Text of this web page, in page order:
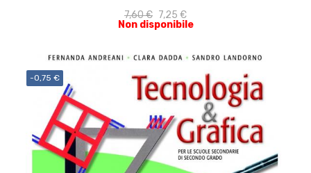
7,60 € 7,25 €
Non disponibile
-0,75 €